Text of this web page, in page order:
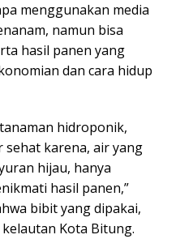
menggunakan media
namun bisa
hasil panen yang
dan cara hidup
hidroponik,
sehat karena, air yang
hijau, hanya
hasil panen,”
bibit yang dipakai,
Kota Bitung.